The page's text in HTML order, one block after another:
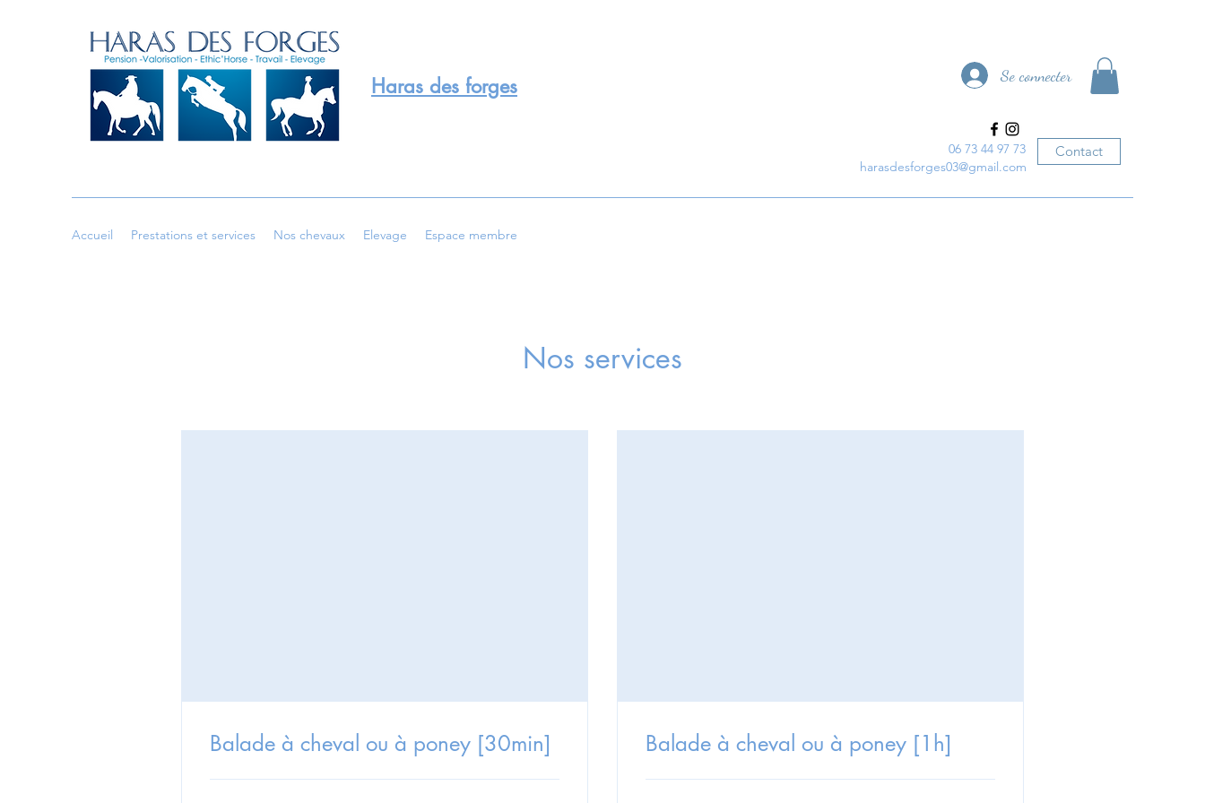
Haras des forges Se connecter
06 73 44 97 73
harasdesforges03@gmail.com
Contact
Accueil Prestations et services Nos chevaux Elevage Espace membre
Nos services
Balade à cheval ou à poney [30min] Balade à cheval ou à poney [1h]